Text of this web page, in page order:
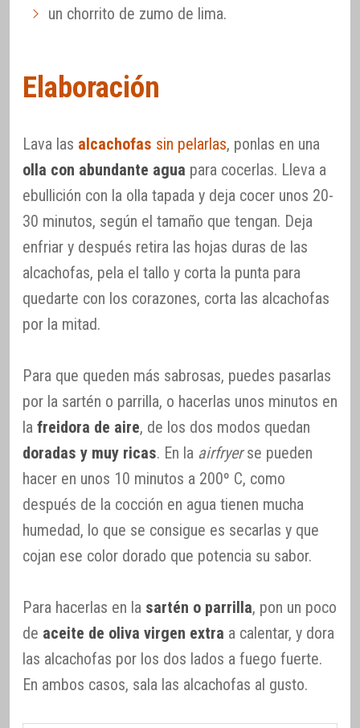
un chorrito de zumo de lima.
Elaboración
Lava las alcachofas sin pelarlas, ponlas en una
olla con abundante agua para cocerlas. Lleva a
ebullición con la olla tapada y deja cocer unos 20-
30 minutos, según el tamaño que tengan. Deja
enfriar y después retira las hojas duras de las
alcachofas, pela el tallo y corta la punta para
quedarte con los corazones, corta las alcachofas
por la mitad.
Para que queden más sabrosas, puedes pasarlas
por la sartén o parrilla, o hacerlas unos minutos en
la freidora de aire, de los dos modos quedan
doradas y muy ricas. En la airfryerse pueden
hacer en unos 10 minutos a 200º C, como
después de la cocción en agua tienen mucha
humedad, lo que se consigue es secarlas y que
cojan ese color dorado que potencia su sabor.
Para hacerlas en la sartén o parrilla, pon un poco
de aceite de oliva virgen extra a calentar, y dora
las alcachofas por los dos lados a fuego fuerte.
En ambos casos, sala las alcachofas al gusto.